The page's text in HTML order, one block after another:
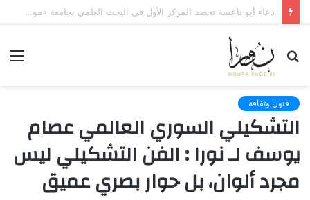
ايام مضت
بحث
عن
فنون وثقافة
التشكيلي السوري العالمي عصام
يوسف لـ نورا : الفن التشكيلي ليس
مجرد ألوان، بل حوار بصري عميق